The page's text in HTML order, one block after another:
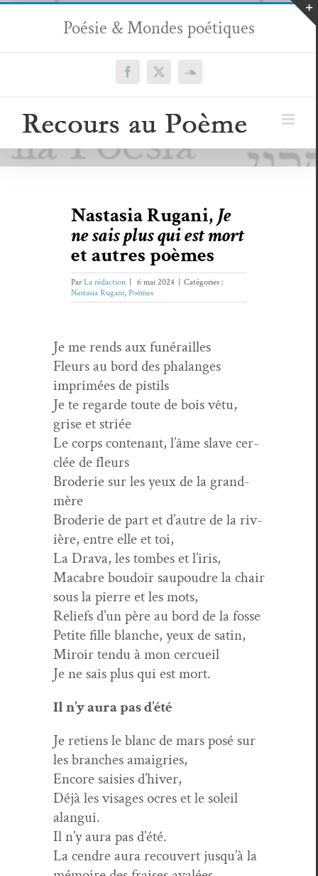
Passer
contenu
Poésie & Mondes poétiques
Facebook
X SoundCloud
Nastasia Rugani,Je
ne sais plus qui est mort
et autres poèmes
ParLa rédaction 6 mai 2024
Catégories :
Nastasia Rugani, Poèmes
Je me rends aux funérailles
Fleurs au bord des pha­langes
imprimées de pistils
Je te regarde toute de bois vêtu,
grise et striée
Le corps con­tenant, l’âme slave cer­
clée de fleurs
Broderie sur les yeux de la grand-
mère
Broderie de part et d’autre de la riv­
ière, entre elle et toi,
La Dra­va, les tombes et l’iris,
Macabre boudoir saupoudre la chair
sous la pierre et les mots,
Reliefs d’un père au bord de la fosse
Petite fille blanche, yeux de satin,
Miroir ten­du à mon cercueil
Je ne sais plus qui est mort.
Il n’y aura pas d’été
Je retiens le blanc de mars posé sur
les branch­es amaigries,
Encore saisies d’hiver,
Déjà les vis­ages ocres et le soleil
alangui.
Il n’y aura pas d’été.
La cen­dre aura recou­vert jusqu’à la